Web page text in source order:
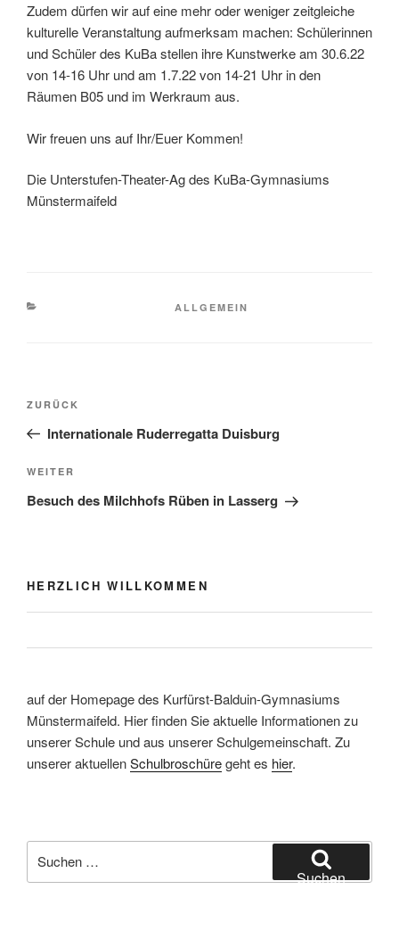
Zudem dürfen wir auf eine mehr oder weniger zeitgleiche
kulturelle Veranstaltung aufmerksam machen: Schülerinnen
und Schüler des KuBa stellen ihre Kunstwerke am 30.6.22
von 14-16 Uhr und am 1.7.22 von 14-21 Uhr in den
Räumen B05 und im Werkraum aus.
Wir freuen uns auf Ihr/Euer Kommen!
Die Unterstufen-Theater-Ag des KuBa-Gymnasiums
Münstermaifeld
KATEGORIEN
ALLGEMEIN
Beitragsnavigation
Vorheriger
Beitrag
ZURÜCK
Internationale Ruderregatta Duisburg
Nächster
Beitrag
WEITER
Besuch des Milchhofs Rüben in Lasserg
HERZLICH WILLKOMMEN
auf der Homepage des Kurfürst-Balduin-Gymnasiums
Münstermaifeld. Hier finden Sie aktuelle Informationen zu
unserer Schule und aus unserer Schulgemeinschaft. Zu
unserer aktuellenSchulbroschüregeht es hier.
nach:
Suchen